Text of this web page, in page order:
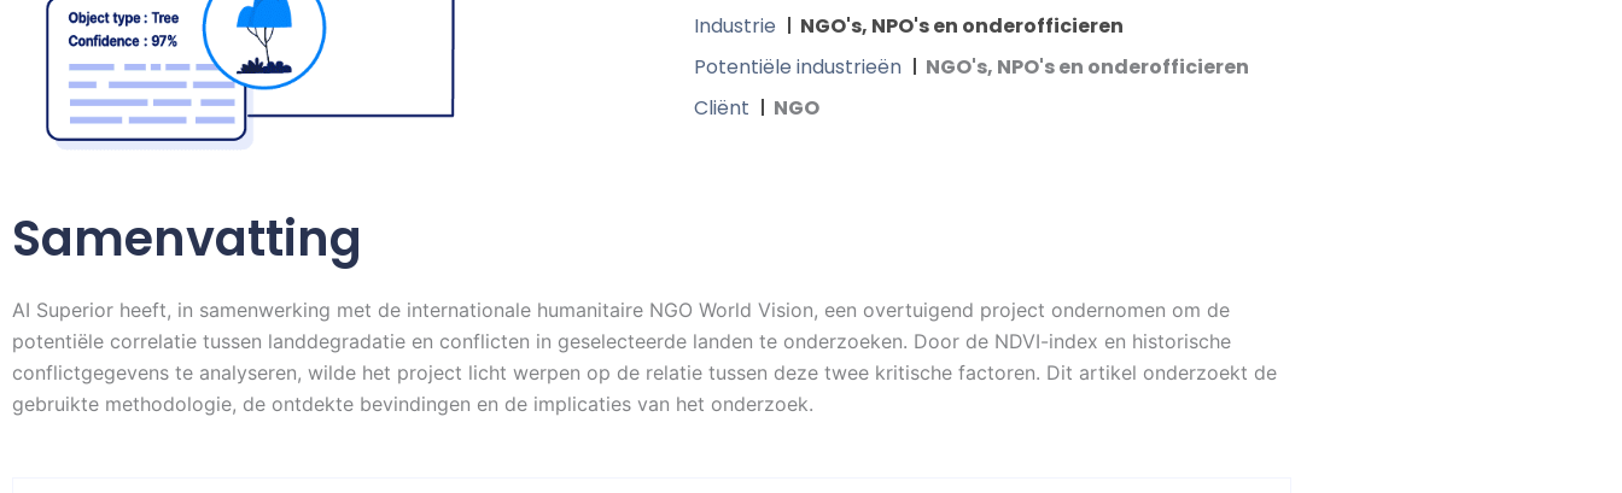
Industrie
NGO's, NPO's en onderofficieren
Potentiële industrieën
NGO's, NPO's en onderofficieren
Cliënt
NGO
Samenvatting
AI Superior heeft, in samenwerking met de internationale humanitaire NGO World Vision, een overtuigend project ondernomen om de
potentiële correlatie tussen landdegradatie en conflicten in geselecteerde landen te onderzoeken. Door de NDVI-index en historische
conflictgegevens te analyseren, wilde het project licht werpen op de relatie tussen deze twee kritische factoren. Dit artikel onderzoekt de
gebruikte methodologie, de ontdekte bevindingen en de implicaties van het onderzoek.